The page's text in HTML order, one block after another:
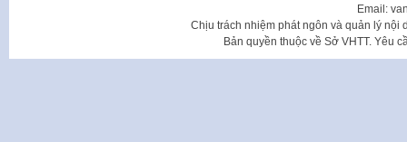
Email:
Chịu trách nhiệm phát ngôn và quản lý nội
Bản quyền thuộc về Sở VHTT. Yêu